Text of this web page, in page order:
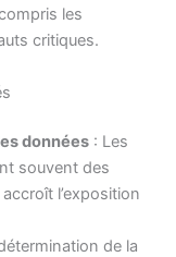
les
critiques.
données : Les
souvent des
l’exposition
de la